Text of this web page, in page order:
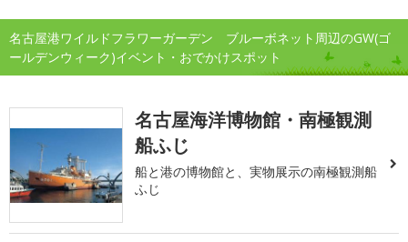
名古屋港ワイルドフラワーガーデン ブルーボネット周辺のGW(ゴ
ールデンウィーク)イベント・おでかけスポット
名古屋海洋博物館・南極観測
船ふじ
船と港の博物館と、実物展示の南極観測船
ふじ